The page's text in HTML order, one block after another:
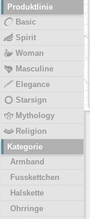
Produktlinie
Basic
Spirit
Woman
Masculine
Elegance
Starsign
Mythology
Religion
Kategorie
Armband
Fusskettchen
Halskette
Ohrringe